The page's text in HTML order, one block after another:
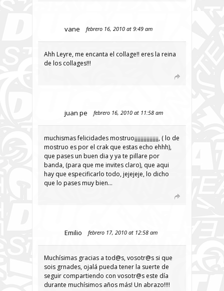
vane febrero 16, 2010 at 9:49 am
Ahh Leyre, me encanta el collage!! eres la reina
de los collages!!!
juan pe febrero 16, 2010 at 11:58 am
muchismas felicidades mostruo¡¡¡¡¡¡¡¡¡¡¡¡¡¡¡¡, ( lo de
mostruo es por el crak que estas echo ehhh),
que pases un buen dia y ya te pillare por
banda, (para que me invites claro), que aqui
hay que especificarlo todo, jejejeje, lo dicho
que lo pases muy bien…
Emilio febrero 17, 2010 at 12:58 am
Muchísimas gracias a tod@s, vosotr@s si que
sois grnades, ojalá pueda tener la suerte de
seguir compartiendo con vosotr@s este día
durante muchísimos años más! Un abrazo!!!!